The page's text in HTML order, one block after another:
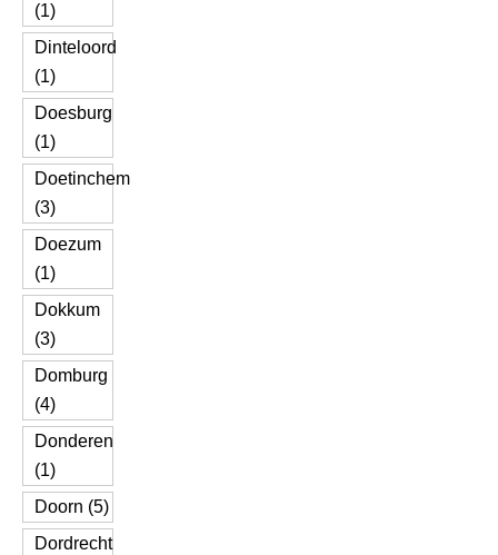
(1)
Dinteloord
(1)
Doesburg
(1)
Doetinchem
(3)
Doezum
(1)
Dokkum
(3)
Domburg
(4)
Donderen
(1)
Doorn (5)
Dordrecht